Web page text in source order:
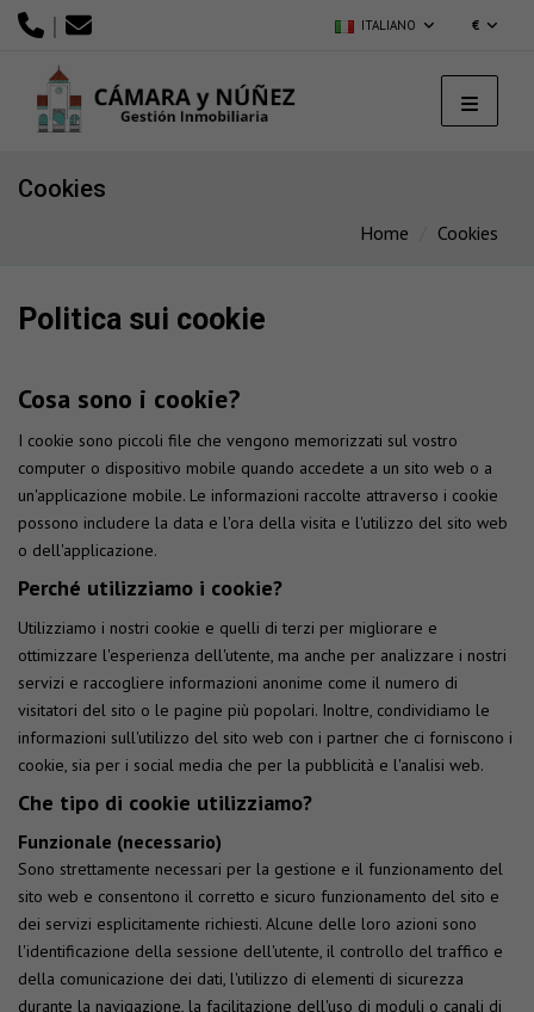
| ITALIANO €
Cookies
Home Cookies
Politica sui cookie
Cosa sono i cookie?
I cookie sono piccoli file che vengono memorizzati sul vostro
computer o dispositivo mobile quando accedete a un sito web o a
un'applicazione mobile. Le informazioni raccolte attraverso i cookie
possono includere la data e l'ora della visita e l'utilizzo del sito web
o dell'applicazione.
Perché utilizziamo i cookie?
Utilizziamo i nostri cookie e quelli di terzi per migliorare e
ottimizzare l'esperienza dell'utente, ma anche per analizzare i nostri
servizi e raccogliere informazioni anonime come il numero di
visitatori del sito o le pagine più popolari. Inoltre, condividiamo le
informazioni sull'utilizzo del sito web con i partner che ci forniscono i
cookie, sia per i social media che per la pubblicità e l'analisi web.
Che tipo di cookie utilizziamo?
Funzionale (necessario)
Sono strettamente necessari per la gestione e il funzionamento del
sito web e consentono il corretto e sicuro funzionamento del sito e
dei servizi esplicitamente richiesti. Alcune delle loro azioni sono
l'identificazione della sessione dell'utente, il controllo del traffico e
della comunicazione dei dati, l'utilizzo di elementi di sicurezza
durante la navigazione, la facilitazione dell'uso di moduli o canali di